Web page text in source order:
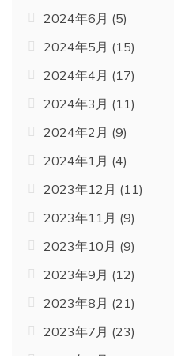
2024年6月 (5)
2024年5月 (15)
2024年4月 (17)
2024年3月 (11)
2024年2月 (9)
2024年1月 (4)
2023年12月 (11)
2023年11月 (9)
2023年10月 (9)
2023年9月 (12)
2023年8月 (21)
2023年7月 (23)